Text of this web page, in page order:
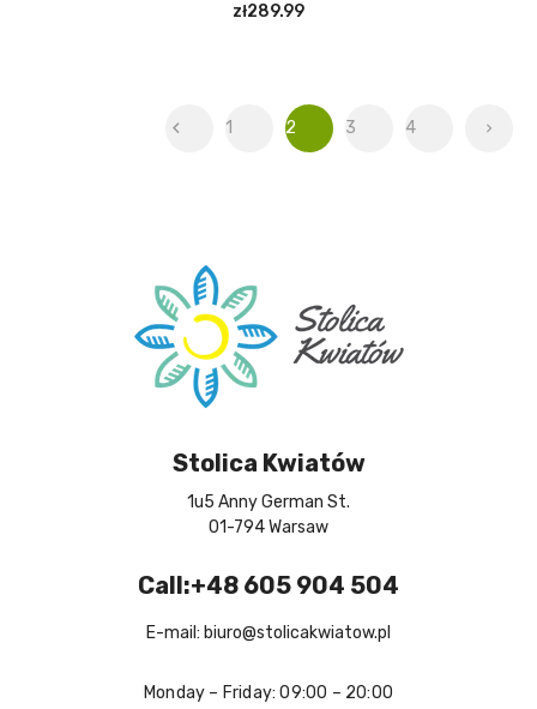
zł289.99
 1 2 3 4 
Stolica Kwiatów
1u5 Anny German St.
01-794 Warsaw
Call:+48 605 904 504
E-mail: biuro@stolicakwiatow.pl
Monday – Friday: 09:00 – 20:00